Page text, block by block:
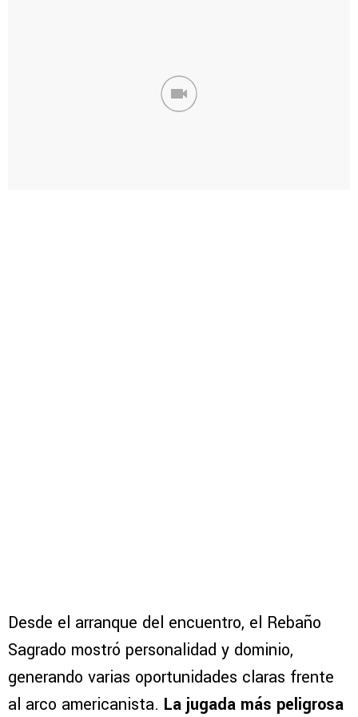
Desde el arranque del encuentro, el Rebaño
Sagrado mostró personalidad y dominio,
generando varias oportunidades claras frente
al arco americanista. La jugada más peligrosa